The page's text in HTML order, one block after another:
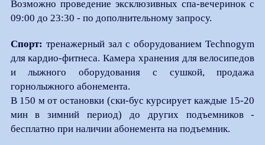
Возможно проведение эксклюзивных спа-вечеринок с
09:00 до 23:30 - по дополнительному запросу.
Спорт: тренажерный зал с оборудованием Technogym
для кардио-фитнеса. Камера хранения для велосипедов
и лыжного оборудования с сушкой, продажа
горнолыжного абонемента.
В 150 м от остановки (ски-бус курсирует каждые 15-20
мин в зимний период) до других подъемников -
бесплатно при наличии абонемента на подъемник.